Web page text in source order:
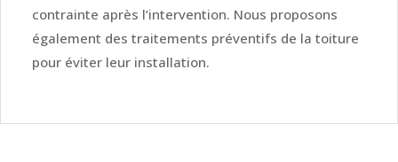
contrainte après l’intervention. Nous proposons
également des traitements préventifs de la toiture
pour éviter leur installation.